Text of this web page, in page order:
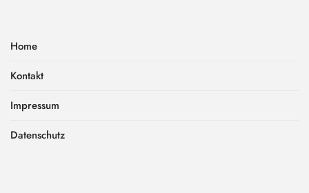
Home
Kontakt
Impressum
Datenschutz